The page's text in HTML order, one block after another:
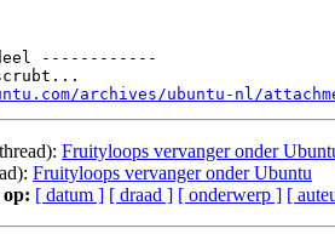
------------
archives/ubuntu-nl/
Fruityloops vervanger onder
Fruityloops vervanger onder Ubuntu
op: [ datum ] [ draad ] [ onderwerp ] [